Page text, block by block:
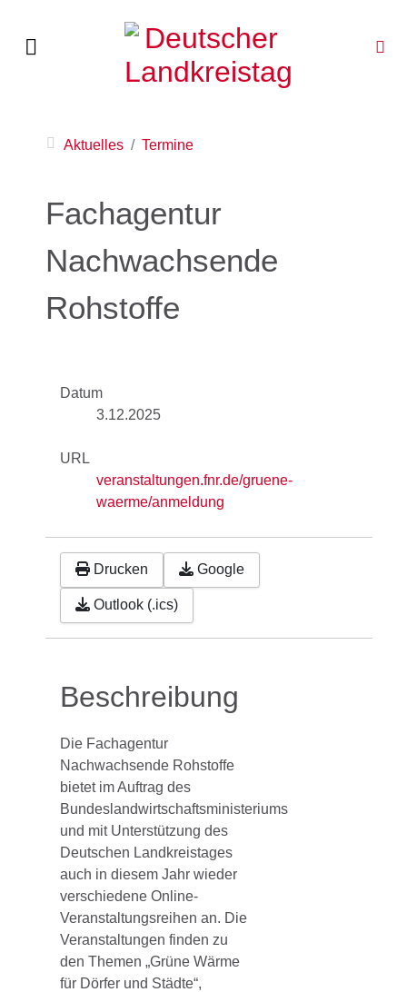
Aktuelles Termine
Fachagentur
Nachwachsende
Rohstoffe
Datum
3.12.2025
URL
veranstaltungen.fnr.de/gruene-
waerme/anmeldung
Drucken Google
Outlook (.ics)
Beschreibung
Die Fachagentur
Nachwachsende Rohstoffe
bietet im Auftrag des
Bundeslandwirtschaftsministeriums
und mit Unterstützung des
Deutschen Landkreistages
auch in diesem Jahr wieder
verschiedene Online-
Veranstaltungsreihen an. Die
Veranstaltungen finden zu
den Themen „Grüne Wärme
für Dörfer und Städte“,